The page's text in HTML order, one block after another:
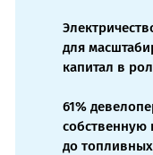
для
капитал в
61%
собственную
до